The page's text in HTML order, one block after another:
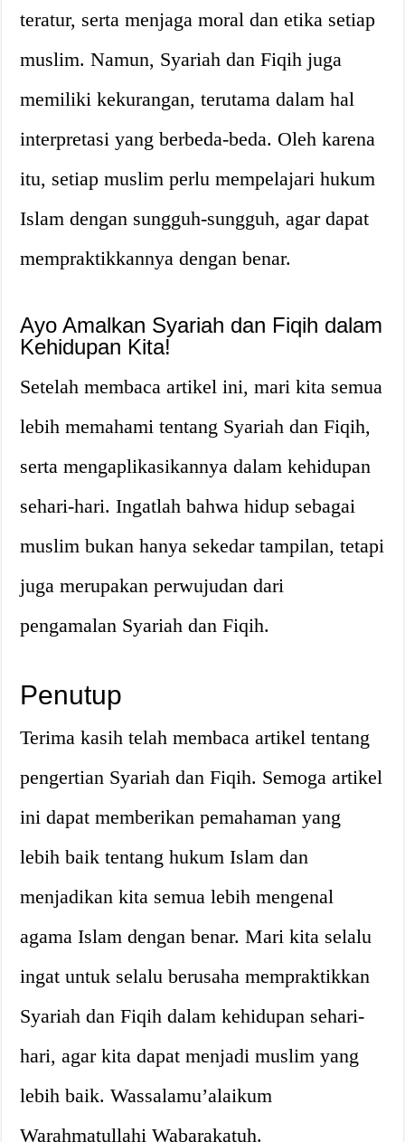
teratur, serta menjaga moral dan etika setiap
muslim. Namun, Syariah dan Fiqih juga
memiliki kekurangan, terutama dalam hal
interpretasi yang berbeda-beda. Oleh karena
itu, setiap muslim perlu mempelajari hukum
Islam dengan sungguh-sungguh, agar dapat
mempraktikkannya dengan benar.
Ayo Amalkan Syariah dan Fiqih dalam
Kehidupan Kita!
Setelah membaca artikel ini, mari kita semua
lebih memahami tentang Syariah dan Fiqih,
serta mengaplikasikannya dalam kehidupan
sehari-hari. Ingatlah bahwa hidup sebagai
muslim bukan hanya sekedar tampilan, tetapi
juga merupakan perwujudan dari
pengamalan Syariah dan Fiqih.
Penutup
Terima kasih telah membaca artikel tentang
pengertian Syariah dan Fiqih. Semoga artikel
ini dapat memberikan pemahaman yang
lebih baik tentang hukum Islam dan
menjadikan kita semua lebih mengenal
agama Islam dengan benar. Mari kita selalu
ingat untuk selalu berusaha mempraktikkan
Syariah dan Fiqih dalam kehidupan sehari-
hari, agar kita dapat menjadi muslim yang
lebih baik. Wassalamu’alaikum
Warahmatullahi Wabarakatuh.